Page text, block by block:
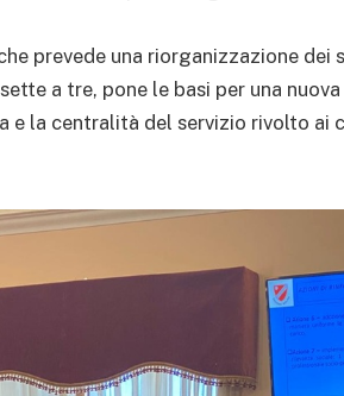
prevede una riorganizzazione
a tre, pone le basi per una
e la centralità del servizio rivolto